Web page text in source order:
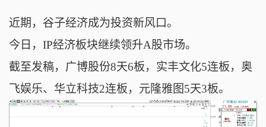
近期，谷子经济成为投资新风口。
今日，IP经济板块继续领升A股市场。
截至发稿，广博股份8天6板， 实丰文化5连板， 奥
飞娱乐、华立科技2连板，元隆雅图5天3板。